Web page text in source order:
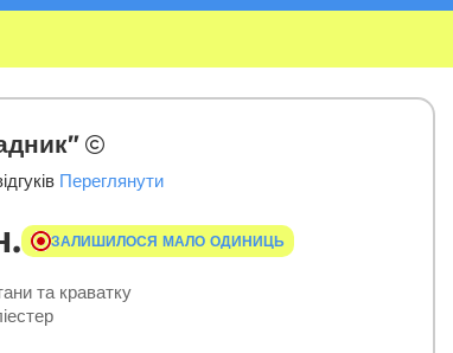
Переглянути
ЗАЛИШИЛОСЯ МАЛО ОДИНИЦЬ
та краватку